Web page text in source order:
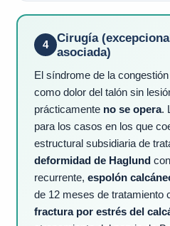
4
Cirugía
asociada)
El síndrome de la
como dolor del talón sin
prácticamente no se opera.
para los casos en los que
estructural subsidiaria de
deformidad de Haglund
recurrente, espolón
de 12 meses de tratamiento
fractura por estrés del